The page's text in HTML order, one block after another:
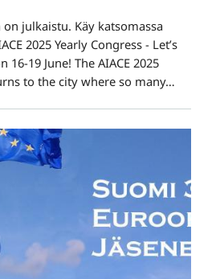
julkaistu. Käy katsomassa
2025 Yearly Congress - Let’s
16-19 June! The AIACE 2025
to the city where so many…